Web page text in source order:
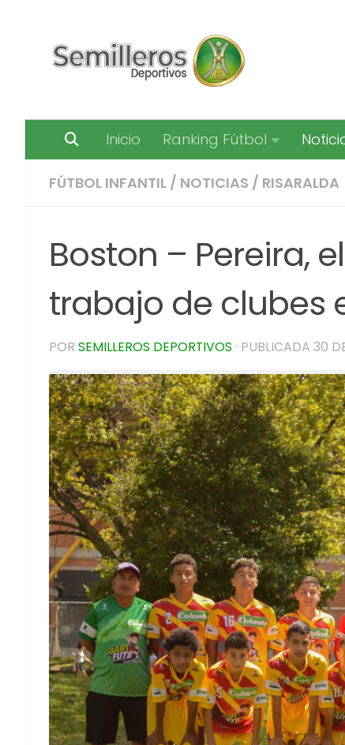
Inicio Ranking Fútbol
FÚTBOL INFANTIL / NOTICIAS / RISARALDA
Boston – Pereira,
trabajo de clubes
POR SEMILLEROS DEPORTIVOS · PUBLICADA 30